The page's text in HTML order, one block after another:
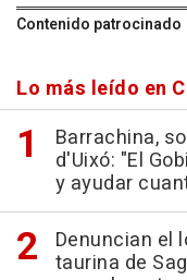
Contenido patrocinado
Lo más leído en
Barrachina,
d'Uixó: "El
y ayudar
Denuncian el
taurina de